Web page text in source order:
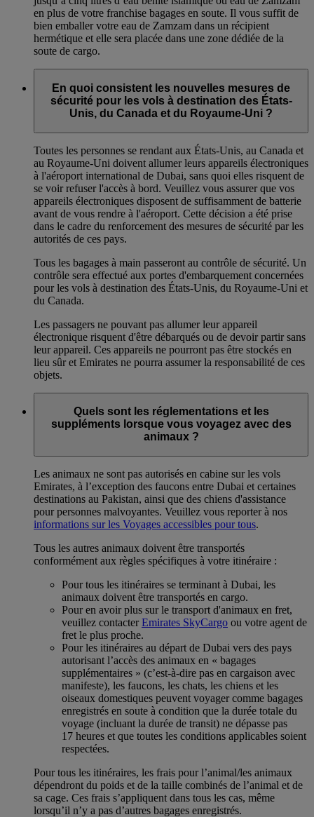
en plus de votre franchise bagages en soute. Il vous suffit de
bien emballer votre eau de Zamzam dans un récipient
hermétique et elle sera placée dans une zone dédiée de la
soute de cargo.
En quoi consistent les nouvelles mesures de
sécurité pour les vols à destination des États-
Unis, du Canada et du Royaume-Uni ?
Toutes les personnes se rendant aux États-Unis, au Canada et
au Royaume-Uni doivent allumer leurs appareils électroniques
à l'aéroport international de Dubai, sans quoi elles risquent de
se voir refuser l'accès à bord. Veuillez vous assurer que vos
appareils électroniques disposent de suffisamment de batterie
avant de vous rendre à l'aéroport. Cette décision a été prise
dans le cadre du renforcement des mesures de sécurité par les
autorités de ces pays.
Tous les bagages à main passeront au contrôle de sécurité. Un
contrôle sera effectué aux portes d'embarquement concernées
pour les vols à destination des États-Unis, du Royaume-Uni et
du Canada.
Les passagers ne pouvant pas allumer leur appareil
électronique risquent d'être débarqués ou de devoir partir sans
leur appareil. Ces appareils ne pourront pas être stockés en
lieu sûr et Emirates ne pourra assumer la responsabilité de ces
objets.
Quels sont les réglementations et les
suppléments lorsque vous voyagez avec des
animaux ?
Les animaux ne sont pas autorisés en cabine sur les vols
Emirates, à l’exception des faucons entre Dubai et certaines
destinations au Pakistan, ainsi que des chiens d'assistance
pour personnes malvoyantes. Veuillez vous reporter à nos
informations sur les Voyages accessibles pour tous.
Tous les autres animaux doivent être transportés
conformément aux règles spécifiques à votre itinéraire :
Pour tous les itinéraires se terminant à Dubai, les
animaux doivent être transportés en cargo.
Pour en avoir plus sur le transport d'animaux en fret,
veuillez contacterEmirates SkyCargo ou votre agent de
fret le plus proche.
Pour les itinéraires au départ de Dubai vers des pays
autorisant l’accès des animaux en « bagages
supplémentaires » (c’est-à-dire pas en cargaison avec
manifeste), les faucons, les chats, les chiens et les
oiseaux domestiques peuvent voyager comme bagages
enregistrés en soute à condition que la durée totale du
voyage (incluant la durée de transit) ne dépasse pas
17 heures et que toutes les conditions applicables soient
respectées.
Pour tous les itinéraires, les frais pour l’animal/les animaux
dépendront du poids et de la taille combinés de l’animal et de
sa cage. Ces frais s’appliquent dans tous les cas, même
lorsqu’il n’y a pas d’autres bagages enregistrés.